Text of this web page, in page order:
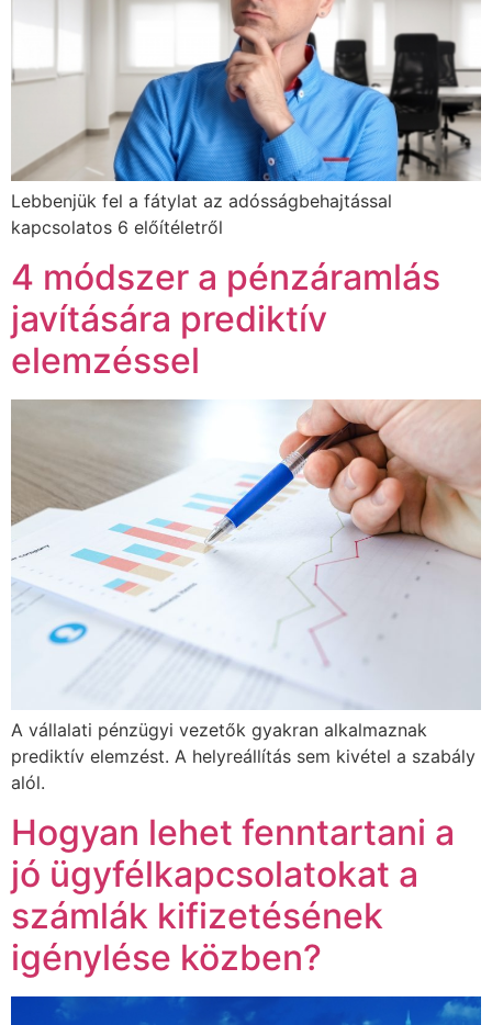
Lebbenjük fel a fátylat az adósságbehajtással
kapcsolatos 6 előítéletről
4 módszer a pénzáramlás
javítására prediktív
elemzéssel
A vállalati pénzügyi vezetők gyakran alkalmaznak
prediktív elemzést. A helyreállítás sem kivétel a szabály
alól.
Hogyan lehet fenntartani a
jó ügyfélkapcsolatokat a
számlák kifizetésének
igénylése közben?